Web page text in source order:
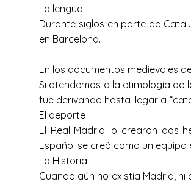
La lengua
Durante siglos en parte de
en Barcelona.
En los documentos medievales
Si atendemos a la etimología de
fue derivando hasta llegar a
El deporte
El Real Madrid lo crearon dos
Español se creó como un
La Historia
Cuando aún no existía Madrid,